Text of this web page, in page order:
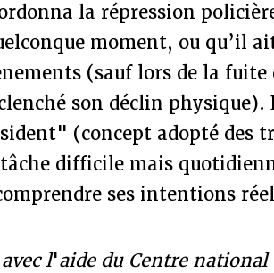
la répression
moment, ou qu’il
(sauf lors de la fuite
son déclin
(concept adopté des
difficile mais
ses intentions
l'aide du Centre